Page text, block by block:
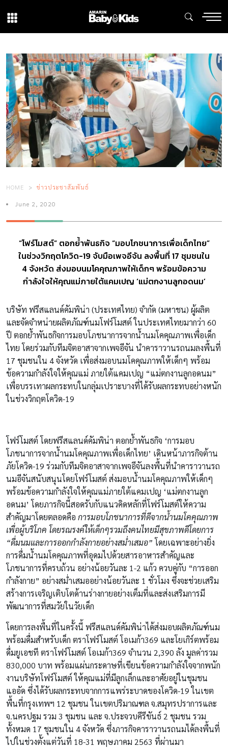
HOME ข่าวประชาสัมพันธ์
June 2, 2020
“โฟร์โมสต์” ตอกย้ำพันธกิจ “มอบโภชนาการเพื่อเด็กไทย”
ในช่วงวิกฤตโควิด-19 จับมือเพจอีจัน ลงพื้นที่ 17 ชุมชนใน
4 จังหวัด ส่งมอบนมโคคุณภาพให้เด็กๆ พร้อมข้อความ
กำลังใจให้คุณแม่ภายใต้แคมเปญ ‘แม่ตกงานลูกอดนม’
บริษัท ฟรีสแลนด์คัมพิน่า (ประเทศไทย) จำกัด (มหาชน) ผู้ผลิต
และจัดจำหน่ายผลิตภัณฑ์นมโฟร์โมสต์ ในประเทศไทยมากว่า 60
ปี ตอกย้ำพันธกิจการมอบโภชนาการจากน้ำนมโคคุณภาพเพื่อเด็ก
ไทย โดยร่วมกับทีมจิตอาสาจากเพจอีจัน นำคาราวานรถนมลงพื้นที่
17 ชุมชนใน 4 จังหวัด เพื่อส่งมอบนมโคคุณภาพให้เด็กๆ พร้อม
ข้อความกำลังใจให้คุณแม่ ภายใต้แคมเปญ “แม่ตกงานลูกอดนม”
เพื่อบรรเทาผลกระทบในกลุ่มเปราะบางที่ได้รับผลกระทบอย่างหนัก
ในช่วงวิกฤตโควิด-19
โฟร์โมสต์ โดยฟรีสแลนด์คัมพิน่า ตอกย้ำพันธกิจ ‘การมอบ
โภชนาการจากน้ำนมโคคุณภาพเพื่อเด็กไทย’ เดินหน้าภารกิจต้าน
ภัยโควิด-19 ร่วมกับทีมจิตอาสาจากเพจอีจันลงพื้นที่นำคาราวานรถ
นมอีจันสนับสนุนโดยโฟร์โมสต์ ส่งมอบน้ำนมโคคุณภาพให้เด็กๆ
พร้อมข้อความกำลังใจให้คุณแม่ภายใต้แคมเปญ ‘แม่ตกงานลูก
อดนม’ โดยภารกิจนี้สอดรับกับแนวคิดหลักที่โฟร์โมสต์ให้ความ
สำคัญมาโดยตลอดคือ การมอบโภชนาการที่ดีจากน้ำนมโคคุณภาพ
เพื่อผู้บริโภค โดยรณรงค์ให้เด็กๆรวมถึงคนไทยมีสุขภาพดีโดยการ
“ดื่มนมและการออกกำลังกายอย่างสม่ำเสมอ”โดยเฉพาะอย่างยิ่ง
การดื่มน้ำนมโคคุณภาพที่อุดมไปด้วยสารอาหารสำคัญและ
โภชนาการที่ครบถ้วน อย่างน้อยวันละ 1-2 แก้ว ควบคู่กับ “การออก
กำลังกาย” อย่างสม่ำเสมออย่างน้อยวันละ 1 ชั่วโมง ซึ่งจะช่วยเสริม
สร้างการเจริญเติบโตด้านร่างกายอย่างเต็มที่และส่งเสริมการมี
พัฒนาการที่สมวัยในวัยเด็ก
โดยการลงพื้นที่ในครั้งนี้ ฟรีสแลนด์คัมพิน่าได้ส่งมอบผลิตภัณฑ์นม
พร้อมดื่มสำหรับเด็ก ตราโฟร์โมสต์ โอเมก้า369 และโยเกิร์ตพร้อม
ดื่มยูเอชที ตราโฟร์โมสต์ โอเมก้า369 จำนวน 2,390 ลัง มูลค่ารวม
830,000 บาท พร้อมแผ่นกระดาษที่เขียนข้อความกำลังใจจากพนัก
งานบริษัทโฟร์โมสต์ ให้คุณแม่ที่มีลูกเล็กและอาศัยอยู่ในชุมชน
แออัด ซึ่งได้รับผลกระทบจากการแพร่ระบาดของโควิด-19 ในเขต
พื้นที่กรุงเทพฯ 12 ชุมชน ในเขตปริมาณฑล จ.สมุทรปราการและ
จ.นครปฐม รวม 3 ชุมชน และ จ.ประจวบคีรีขันธ์ 2 ชุมชน รวม
ทั้งหมด 17 ชุมชนใน 4 จังหวัด ซึ่งภารกิจคาราวานรถนมได้ลงพื้นที่
ไปในช่วงตั้งแต่วันที่ 18-31 พฤษภาคม 2563 ที่ผ่านมา